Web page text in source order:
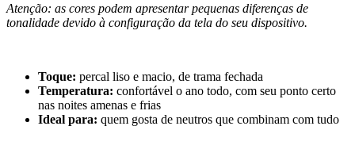
Atenção: as cores podem apresentar pequenas diferenças de
tonalidade devido à configuração da tela do seu dispositivo.
Toque: percal liso e macio, de trama fechada
Temperatura: confortável o ano todo, com seu ponto certo
nas noites amenas e frias
Ideal para: quem gosta de neutros que combinam com tudo